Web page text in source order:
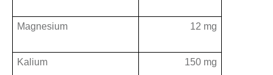
Magnesium 12 mg
Kalium 150 mg